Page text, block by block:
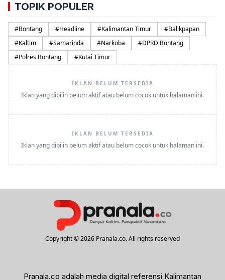
TOPIK POPULER
#Bontang #Headline #Kalimantan Timur #Balikpapan
#Kaltim #Samarinda #Narkoba #DPRD Bontang
#Polres Bontang #Kutai Timur
IKLAN BELUM TERSEDIA
Iklan yang dipilih belum aktif atau belum cocok untuk halaman ini.
IKLAN BELUM TERSEDIA
Iklan yang dipilih belum aktif atau belum cocok untuk halaman ini.
Copyright © 2026 Pranala.co. All rights reserved
Pranala.co adalah media digital referensi Kalimantan